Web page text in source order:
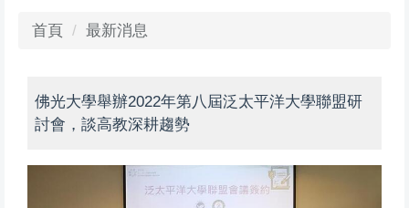
首頁 最新消息
佛光大學舉辦2022年第八屆泛太平洋大學聯盟研
討會，談高教深耕趨勢